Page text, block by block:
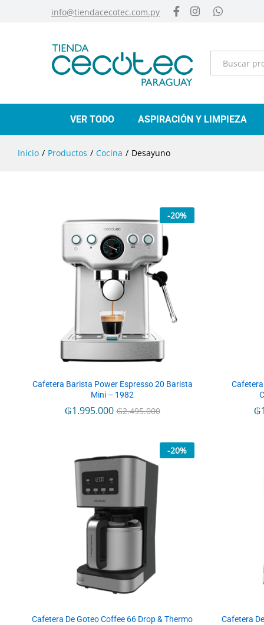
info@tiendacecotec.com.py
Categorías
VER TODO ASPIRACIÓN Y LIMPIEZA
Inicio / Productos / Cocina / Desayuno
-20%
Cafetera Barista Power Espresso 20 Barista
Mini – 1982
₲1.995.000 ₲2.495.000
₲1.995.000 ₲2.495.000 ₲
₲
-20%
Cafetera De Goteo Coffee 66 Drop & Thermo
Cafetera